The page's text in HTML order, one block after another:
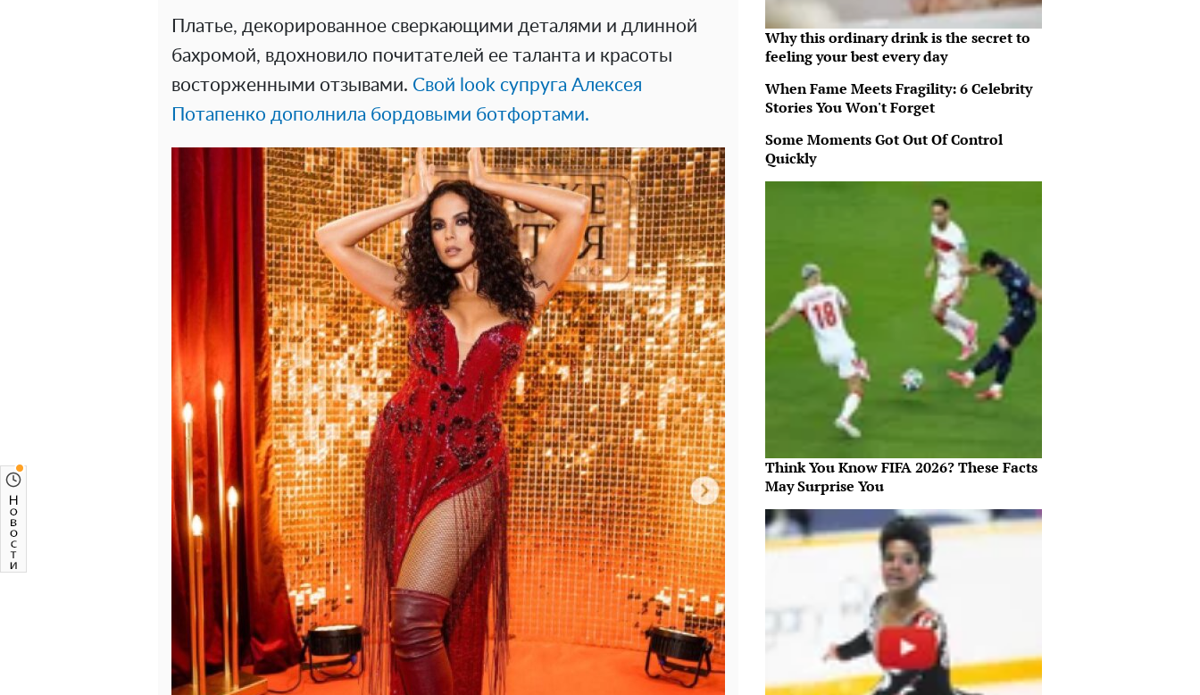
Платье, декорированное сверкающими деталями и длинной
бахромой, вдохновило почитателей ее таланта и красоты
восторженными отзывами. Свой look супруга Алексея
Потапенко дополнила бордовыми ботфортами.
Why this ordinary drink is the secret to
feeling your best every day
When Fame Meets Fragility: 6 Celebrity
Stories You Won't Forget
Some Moments Got Out Of Control
Quickly
Think You Know FIFA 2026? These Facts
May Surprise You